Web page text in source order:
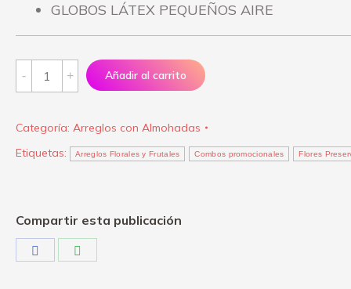
GLOBOS LÁTEX PEQUEÑOS AIRE
Arreglo
UP
Añadir al carrito
Categoría: Arreglos con Almohadas
Etiquetas:
Arreglos Florales y Frutales Combos promocionales Flores
Compartir esta publicación